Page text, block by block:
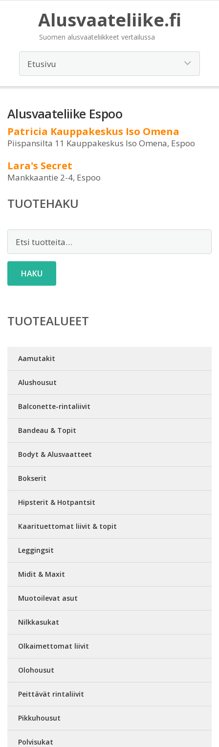
Alusvaateliike.fi
Suomen alusvaateliikkeet vertailussa
Alusvaateliike Espoo
Patricia Kauppakeskus Iso Omena
Piispansilta 11 Kauppakeskus Iso Omena, Espoo
Lara's Secret
Mankkaantie 2-4, Espoo
TUOTEHAKU
HAKU
TUOTEALUEET
Aamutakit
Alushousut
Balconette-rintaliivit
Bandeau & Topit
Bodyt & Alusvaatteet
Bokserit
Hipsterit & Hotpantsit
Kaarituettomat liivit & topit
Leggingsit
Midit & Maxit
Muotoilevat asut
Nilkkasukat
Olkaimettomat liivit
Olohousut
Peittävät rintaliivit
Pikkuhousut
Polvisukat